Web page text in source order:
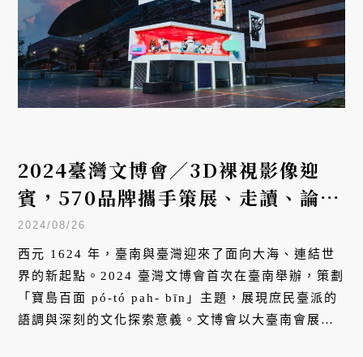
2024臺灣文博會／3D裸視影像迎
賓，570品牌攜手策展、走讀、論壇
與展演，共譜臺灣文史新章
2024/08/26
西元 1624 年，臺南與臺灣迎來了面向大海、連結世
界的新起點。2024 臺灣文博會首次在臺南舉辦，策劃
「寶島百面 pó-tó pah- bīn」主題，展現庶民臺派的
語調與深刻的文化探索意義。文博會以大臺南會展中